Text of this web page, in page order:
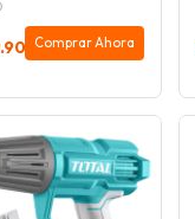
Comprar Ahora